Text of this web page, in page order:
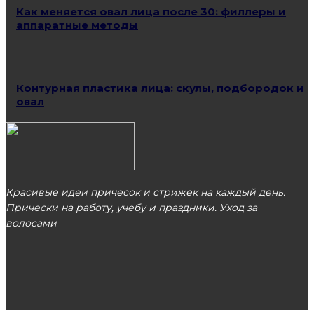
Как меняется овал лица после 30: филлеры и
аппаратные методы
Контурная пластика лица: скулы, подбородок и
овал
Красивые идеи причесок и стрижек на каждый день.
Прически на работу, учебу и праздники. Уход за
волосами